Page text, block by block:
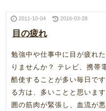
2011-10-04 2016-03-28
目の疲れ
勉強中や仕事中に目が疲れ
りませんか？ テレビ、携帯
酷使することが多い毎日で
る方は、多いことと思いま
囲の筋肉が緊張し、血流が悪